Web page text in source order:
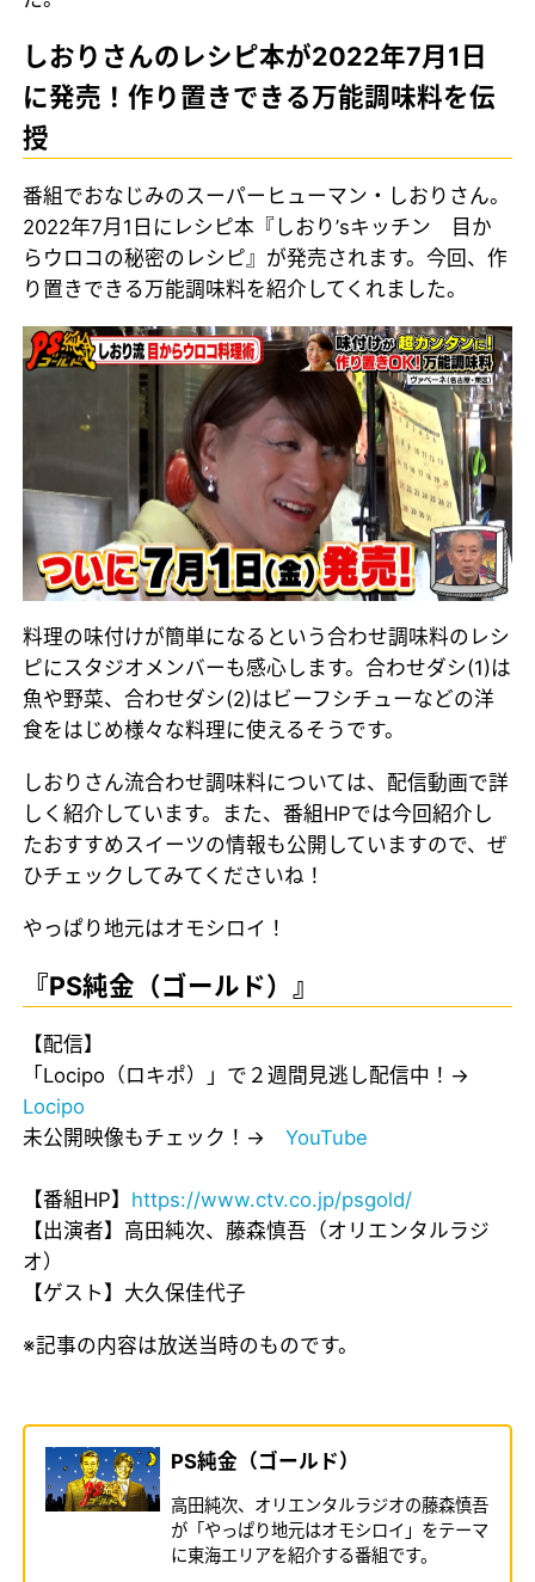
しおりさんのレシピ本が2022年7月1日
に発売！作り置きできる万能調味料を伝
授
番組でおなじみのスーパーヒューマン・しおりさん。
2022年7月1日にレシピ本『しおり’sキッチン 目か
らウロコの秘密のレシピ』が発売されます。今回、作
り置きできる万能調味料を紹介してくれました。
料理の味付けが簡単になるという合わせ調味料のレシ
ピにスタジオメンバーも感心します。合わせダシ(1)は
魚や野菜、合わせダシ(2)はビーフシチューなどの洋
食をはじめ様々な料理に使えるそうです。
しおりさん流合わせ調味料については、配信動画で詳
しく紹介しています。また、番組HPでは今回紹介し
たおすすめスイーツの情報も公開していますので、ぜ
ひチェックしてみてくださいね！
やっぱり地元はオモシロイ！
『PS純金（ゴールド）』
【配信】
「Locipo（ロキポ）」で２週間見逃し配信中！→
Locipo
未公開映像もチェック！→YouTube
【番組HP】 https://www.ctv.co.jp/psgold/
【出演者】高田純次、藤森慎吾（オリエンタルラジ
オ）
【ゲスト】大久保佳代子
※記事の内容は放送当時のものです。
PS純金（ゴールド）
高田純次、オリエンタルラジオの藤森慎吾
が「やっぱり地元はオモシロイ」をテーマ
に東海エリアを紹介する番組です。